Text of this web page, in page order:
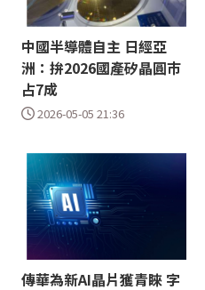
中國半導體自主 日經亞
洲：拚2026國產矽晶圓巿
占7成
2026-05-05 21:36
傳華為新AI晶片獲青睞 字